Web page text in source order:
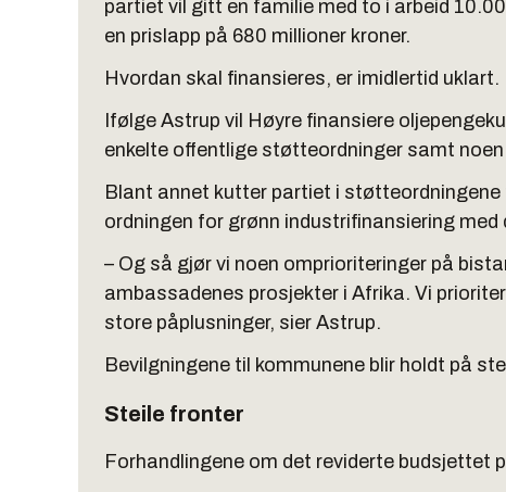
partiet vil gitt en familie med to i arbeid
en prislapp på 680 millioner kroner.
Hvordan skal finansieres, er imidlertid uklart.
Ifølge Astrup vil Høyre finansiere
enkelte offentlige støtteordninger samt noen
Blant annet kutter partiet i støtteordningene
ordningen for grønn industrifinansiering med
– Og så gjør vi noen omprioriteringer på
ambassadenes prosjekter i Afrika. Vi
store påplusninger, sier Astrup.
Bevilgningene til kommunene blir holdt på
Steile fronter
Forhandlingene om det reviderte budsjettet